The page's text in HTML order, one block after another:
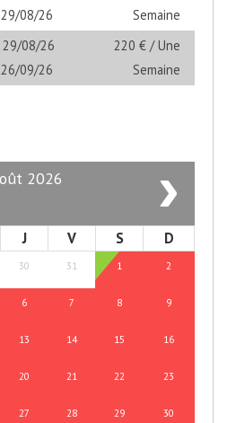
08/26
Semaine
29/08/26
09/26
220 € / Une
Semaine
2026 ›
J V S D
30 31 1 2
6 7 8 9
13 14 15 16
20 21 22 23
27 28 29 30